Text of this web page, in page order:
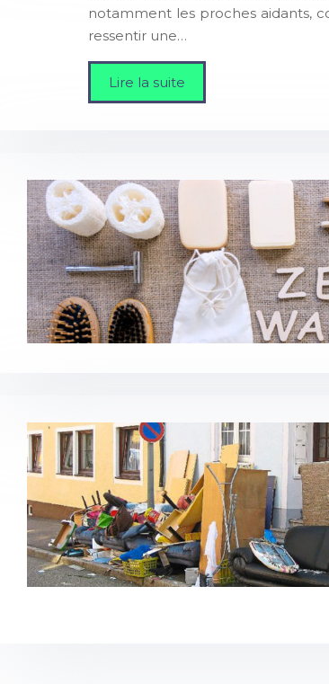
notamment les proches aidants,
ressentir une…
Lire la suite